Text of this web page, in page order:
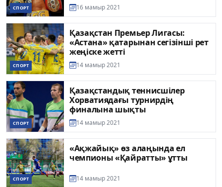
СПОРТ 16 мамыр 2021
СПОРТ
Қазақстан Премьер Лигасы:
«Астана» қатарынан сегізінші рет
жеңіске жетті
14 мамыр 2021
СПОРТ
Қазақстандық теннисшілер
Хорватиядағы турнирдің
финалына шықты
14 мамыр 2021
СПОРТ
«Ақжайық» өз алаңында ел
чемпионы «Қайратты» ұтты
14 мамыр 2021